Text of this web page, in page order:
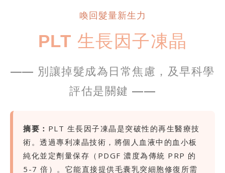
喚回髮量新生力
PLT 生長因子凍晶
—— 別讓掉髮成為日常焦慮，及早科學
評估是關鍵 ——
摘要： PLT 生長因子凍晶是突破性的再生醫療技
術。透過專利凍晶技術，將個人血液中的血小板
純化並定劑量保存（PDGF 濃度為傳統 PRP 的
5-7 倍）。它能直接提供毛囊乳突細胞修復所需